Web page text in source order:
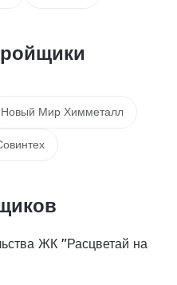
Новый Мир Химметалл
ЖК "Расцветай на